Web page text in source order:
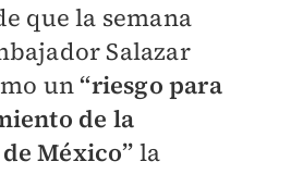
que la semana
Salazar
un“riesgo para
de la
México” la